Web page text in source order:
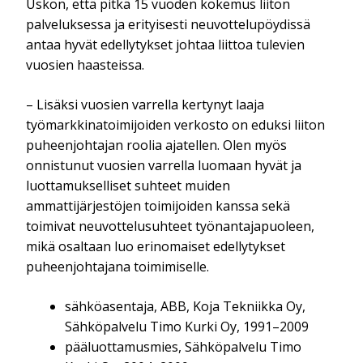
Uskon, että pitkä 15 vuoden kokemus liiton
palveluksessa ja erityisesti neuvottelupöydissä
antaa hyvät edellytykset johtaa liittoa tulevien
vuosien haasteissa.
– Lisäksi vuosien varrella kertynyt laaja
työmarkkinatoimijoiden verkosto on eduksi liiton
puheenjohtajan roolia ajatellen. Olen myös
onnistunut vuosien varrella luomaan hyvät ja
luottamukselliset suhteet muiden
ammattijärjestöjen toimijoiden kanssa sekä
toimivat neuvottelusuhteet työnantajapuoleen,
mikä osaltaan luo erinomaiset edellytykset
puheenjohtajana toimimiselle.
sähköasentaja, ABB, Koja Tekniikka Oy,
Sähköpalvelu Timo Kurki Oy, 1991–2009
pääluottamusmies, Sähköpalvelu Timo